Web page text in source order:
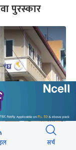
पुरस्कार
सर्च